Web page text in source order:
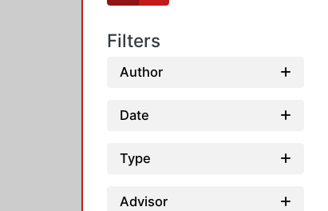
Filters
Author
Date
Type
Advisor